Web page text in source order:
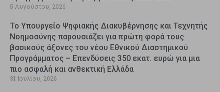
5 Αυγούστου, 2026
Το Υπουργείο Ψηφιακής Διακυβέρνησης και Τεχνητής
Νοημοσύνης παρουσιάζει για πρώτη φορά τους
βασικούς άξονες του νέου Εθνικού Διαστημικού
Προγράμματος – Επενδύσεις 350 εκατ. ευρώ για μια
πιο ασφαλή και ανθεκτική Ελλάδα
31 Ιουλίου, 2026